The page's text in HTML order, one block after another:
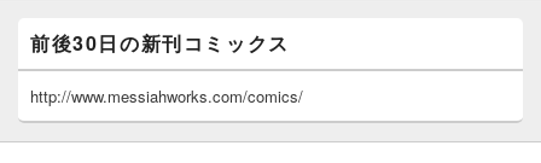
前後30日の新刊コミックス
http://www.messiahworks.com/comics/